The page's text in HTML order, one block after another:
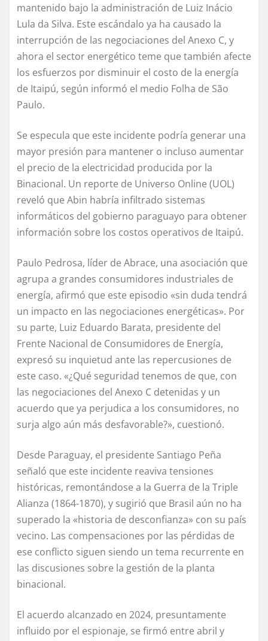
mantenido bajo la administración de Luiz Inácio
Lula da Silva. Este escándalo ya ha causado la
interrupción de las negociaciones del Anexo C, y
ahora el sector energético teme que también afecte
los esfuerzos por disminuir el costo de la energía
de Itaipú, según informó el medio Folha de São
Paulo.
Se especula que este incidente podría generar una
mayor presión para mantener o incluso aumentar
el precio de la electricidad producida por la
Binacional. Un reporte de Universo Online (UOL)
reveló que Abin habría infiltrado sistemas
informáticos del gobierno paraguayo para obtener
información sobre los costos operativos de Itaipú.
Paulo Pedrosa, líder de Abrace, una asociación que
agrupa a grandes consumidores industriales de
energía, afirmó que este episodio «sin duda tendrá
un impacto en las negociaciones energéticas». Por
su parte, Luiz Eduardo Barata, presidente del
Frente Nacional de Consumidores de Energía,
expresó su inquietud ante las repercusiones de
este caso. «¿Qué seguridad tenemos de que, con
las negociaciones del Anexo C detenidas y un
acuerdo que ya perjudica a los consumidores, no
surja algo aún más desfavorable?», cuestionó.
Desde Paraguay, el presidente Santiago Peña
señaló que este incidente reaviva tensiones
históricas, remontándose a la Guerra de la Triple
Alianza (1864-1870), y sugirió que Brasil aún no ha
superado la «historia de desconfianza» con su país
vecino. Las compensaciones por las pérdidas de
ese conflicto siguen siendo un tema recurrente en
las discusiones sobre la gestión de la planta
binacional.
El acuerdo alcanzado en 2024, presuntamente
influido por el espionaje, se firmó entre abril y